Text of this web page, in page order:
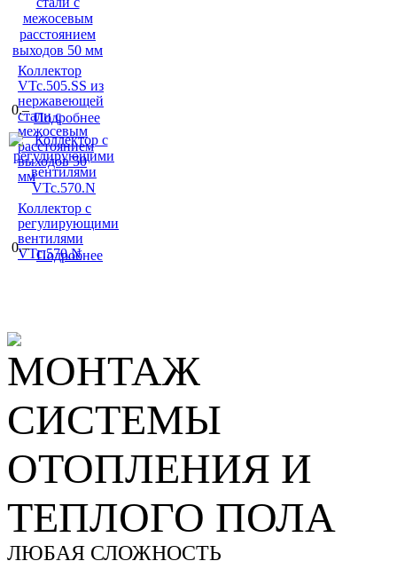
Коллектор
VTc.505.SS из
нержавеющей
стали с
межосевым
расстоянием
выходов 50
мм
0.–
Подробнее
Коллектор c
регулирующими
вентилями
VTc.570.N
0.–
Подробнее
МОНТАЖ
СИСТЕМЫ
ОТОПЛЕНИЯ И
ТЕПЛОГО ПОЛА
ЛЮБАЯ СЛОЖНОСТЬ